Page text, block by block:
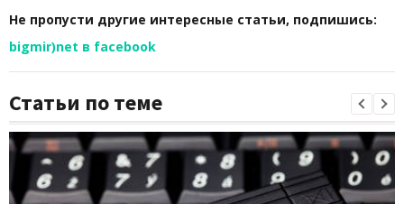
Не пропусти другие интересные статьи, подпишись:
bigmir)net в facebook
Статьи по теме